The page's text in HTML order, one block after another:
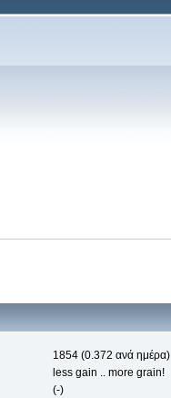
1854 (0.372 ανά ημέρα)
less gain .. more grain!
(-)